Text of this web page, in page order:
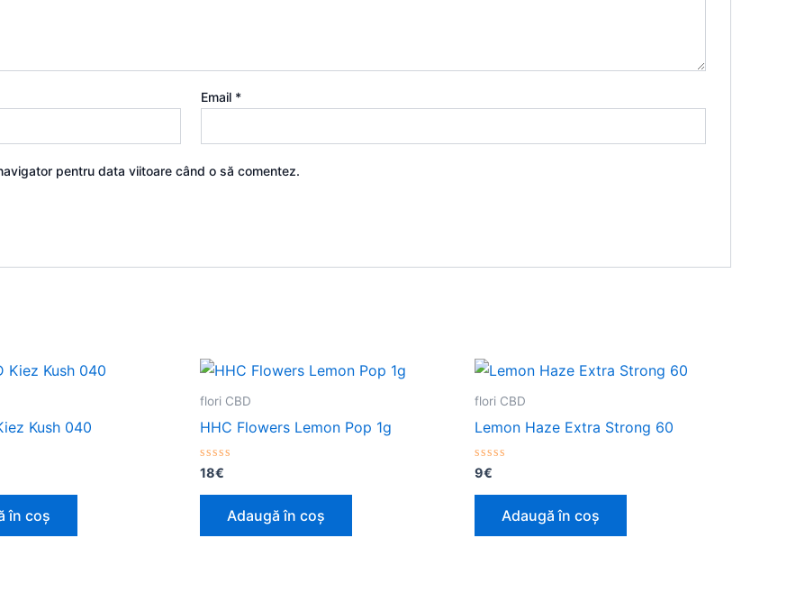
Email *
pentru data viitoare când o să comentez.
Kush 040
în coș
flori CBD
HHC Flowers Lemon Pop 1g
Evaluat
la
0
18€
Adaugă în coș
flori CBD
Lemon Haze Extra Strong 60
Evaluat
la
0
9€
Adaugă în coș